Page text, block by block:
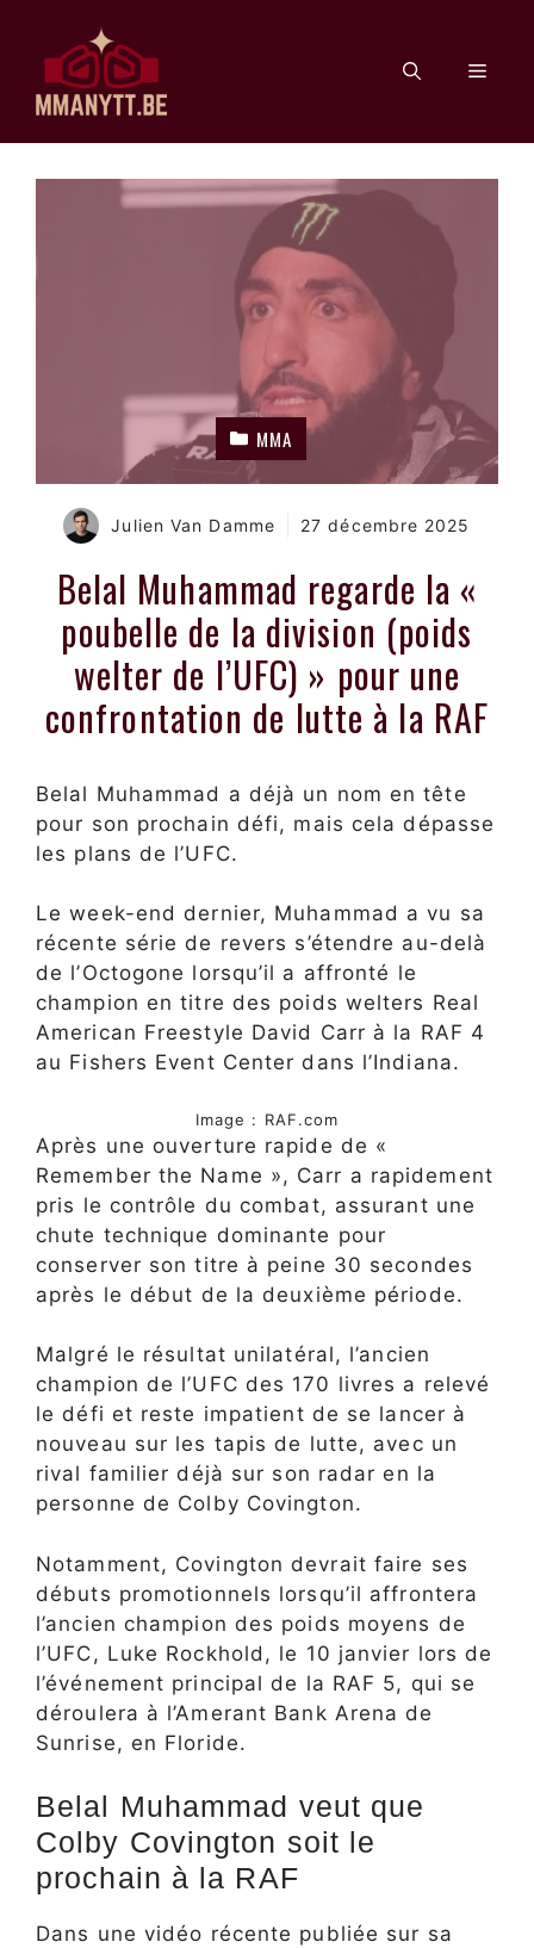
contenu
MMA
Julien Van Damme 27 décembre 2025
Belal Muhammad regarde la «
poubelle de la division (poids
welter de l’UFC) » pour une
confrontation de lutte à la RAF
Belal Muhammad a déjà un nom en tête
pour son prochain défi, mais cela dépasse
les plans de l’UFC.
Le week-end dernier, Muhammad a vu sa
récente série de revers s’étendre au-delà
de l’Octogone lorsqu’il a affronté le
champion en titre des poids welters Real
American Freestyle David Carr à la RAF 4
au Fishers Event Center dans l’Indiana.
Image : RAF.com
Après une ouverture rapide de «
Remember the Name », Carr a rapidement
pris le contrôle du combat, assurant une
chute technique dominante pour
conserver son titre à peine 30 secondes
après le début de la deuxième période.
Malgré le résultat unilatéral, l’ancien
champion de l’UFC des 170 livres a relevé
le défi et reste impatient de se lancer à
nouveau sur les tapis de lutte, avec un
rival familier déjà sur son radar en la
personne de Colby Covington.
Notamment, Covington devrait faire ses
débuts promotionnels lorsqu’il affrontera
l’ancien champion des poids moyens de
l’UFC, Luke Rockhold, le 10 janvier lors de
l’événement principal de la RAF 5, qui se
déroulera à l’Amerant Bank Arena de
Sunrise, en Floride.
Belal Muhammad veut que
Colby Covington soit le
prochain à la RAF
Dans une vidéo récente publiée sur sa